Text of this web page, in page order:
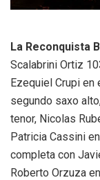
La Reconquista
Scalabrini Ortiz
Ezequiel Crupi en
segundo saxo
tenor, Nicolas
Patricia Cassini
completa con
Roberto Orzuza